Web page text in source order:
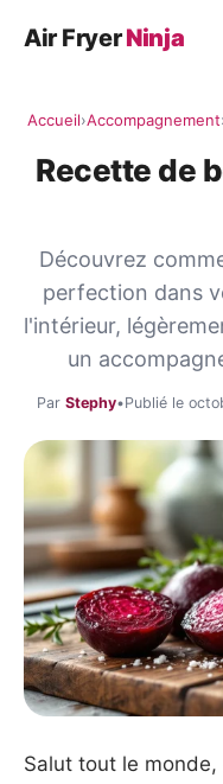
Air FryerNinja
Plat principal
Légumes
Desserts
Conseils
Accueil›Accompagnement
Recette de
Découvrez
perfection dans
l'intérieur,
un
Par Stephy•Publié le
Salut tout le monde,